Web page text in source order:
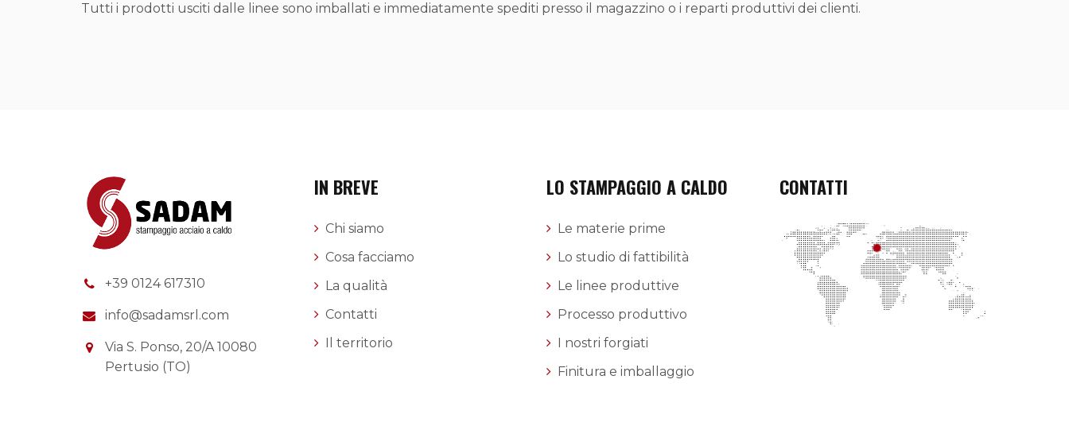
Tutti i prodotti usciti dalle linee sono imballati e immediatamente spediti presso il magazzino o i reparti produttivi dei clienti.
+39 0124 617310
info@sadamsrl.com
Via S. Ponso, 20/A 10080
Pertusio (TO)
IN BREVE
Chi siamo
Cosa facciamo
La qualità
Contatti
Il territorio
LO STAMPAGGIO A CALDO
Le materie prime
Lo studio di fattibilità
Le linee produttive
Processo produttivo
I nostri forgiati
Finitura e imballaggio
CONTATTI